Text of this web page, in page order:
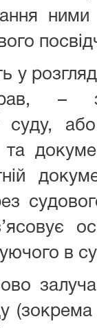
у
суду,
та
в